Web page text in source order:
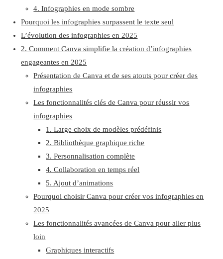
4. Infographies en mode sombre
Pourquoi les infographies surpassent le texte seul
L’évolution des infographies en 2025
2. Comment Canva simplifie la création d’infographies
engageantes en 2025
Présentation de Canva et de ses atouts pour créer des
infographies
Les fonctionnalités clés de Canva pour réussir vos
infographies
1. Large choix de modèles prédéfinis
2. Bibliothèque graphique riche
3. Personnalisation complète
4. Collaboration en temps réel
5. Ajout d’animations
Pourquoi choisir Canva pour créer vos infographies en
2025
Les fonctionnalités avancées de Canva pour aller plus
loin
Graphiques interactifs